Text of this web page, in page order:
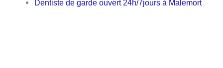
Dentiste de garde ouvert 24h/7jours à Malemort